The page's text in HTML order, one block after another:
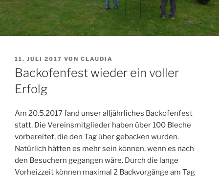
VERÖFFENTLICHT
AM
11. JULI 2017 VON CLAUDIA
Backofenfest wieder ein voller
Erfolg
Am 20.5.2017 fand unser alljährliches Backofenfest
statt. Die Vereinsmitglieder haben über 100 Bleche
vorbereitet, die den Tag über gebacken wurden.
Natürlich hätten es mehr sein können, wenn es nach
den Besuchern gegangen wäre. Durch die lange
Vorheizzeit können maximal 2 Backvorgänge am Tag